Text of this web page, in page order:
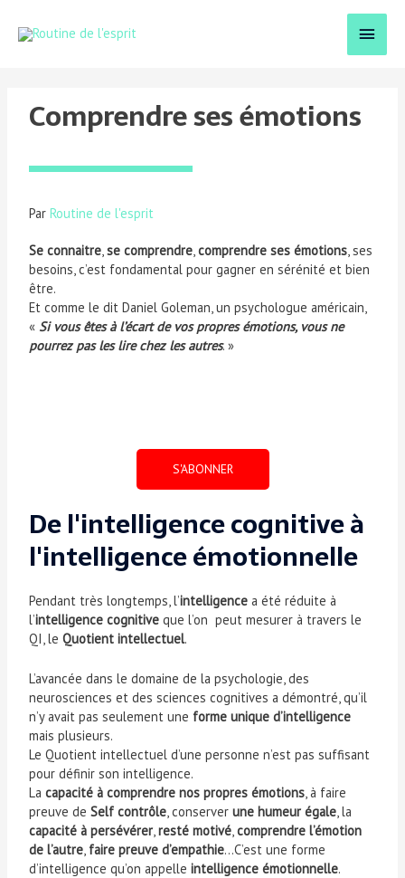
Comprendre ses émotions
ParRoutine de l'esprit
Se connaitre,se comprendre,comprendre ses émotions, ses
besoins, c’est fondamental pour gagner en sérénité et bien
être.
Et comme le dit Daniel Goleman, un psychologue américain,
« Si vous êtes à l’écart de vos propres émotions, vous ne
pourrez pas les lire chez les autres. »
S'ABONNER
De l'intelligence cognitive à
l'intelligence émotionnelle
Pendant très longtemps, l’intelligence a été réduite à
l’intelligence cognitive que l’on peut mesurer à travers le
QI, leQuotient intellectuel.
L’avancée dans le domaine de la psychologie, des
neurosciences et des sciences cognitives a démontré, qu’il
n’y avait pas seulement une forme unique d’intelligence
mais plusieurs.
Le Quotient intellectuel d’une personne n’est pas suffisant
pour définir son intelligence.
Lacapacité à comprendre nos propres émotions, à faire
preuve deSelf contrôle, conserverune humeur égale, la
capacité à persévérer,resté motivé,comprendre l’émotion
de l’autre, faire preuve d’empathie…C’est une forme
d’intelligence qu’on appelleintelligence émotionnelle.